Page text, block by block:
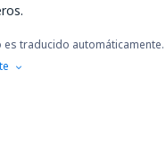
es traducido automáticamente.